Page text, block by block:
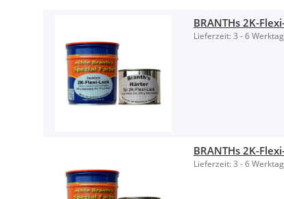
BRANTHs 2K-
Lieferzeit:3 - 6
BRANTHs 2K-
Lieferzeit:3 - 6